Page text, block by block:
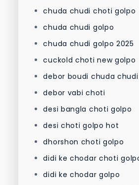
chuda chudi choti golpo
chuda chudi golpo
chuda chudi golpo 2025
cuckold choti new golpo
debor boudi chuda
debor vabi choti
desi bangla choti golpo
desi choti golpo hot
dhorshon choti golpo
didi ke chodar choti
didi ke chodar golpo